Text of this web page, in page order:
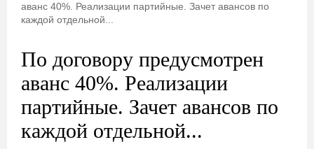
аванс 40%. Реализации партийные. Зачет авансов по
каждой отдельной...
По договору предусмотрен
аванс 40%. Реализации
партийные. Зачет авансов по
каждой отдельной...